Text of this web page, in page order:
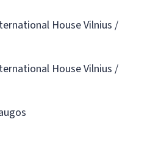
House Vilnius /
House Vilnius /